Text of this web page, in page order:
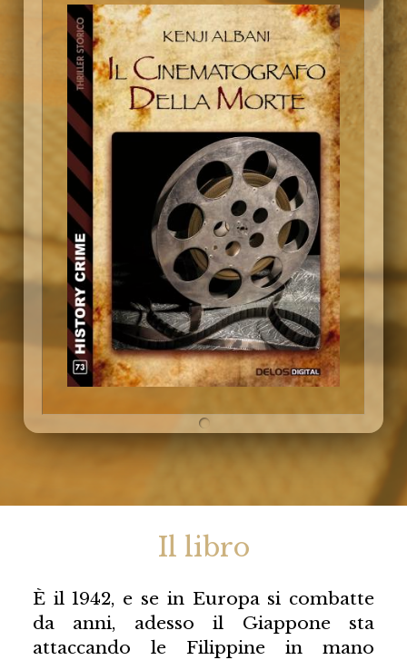
Il libro
È il 1942, e se in Europa si combatte
da anni, adesso il Giappone sta
attaccando le Filippine in mano